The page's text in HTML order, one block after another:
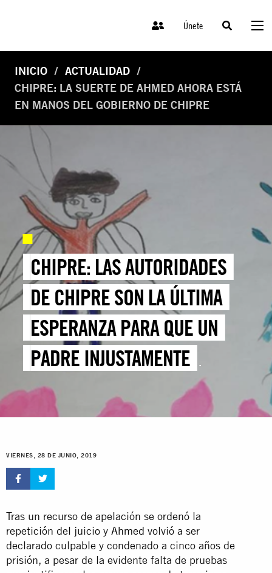
Únete
INICIO
ACTUALIDAD
CHIPRE: LA SUERTE DE AHMED AHORA ESTÁ
EN MANOS DEL GOBIERNO DE CHIPRE
CHIPRE: LAS AUTORIDADES
DE CHIPRE SON LA ÚLTIMA
ESPERANZA PARA QUE UN
PADRE INJUSTAMENTE
DETENIDO VUELVA A
REUNIRSE CON SU FAMILIA
VIERNES, 28 DE JUNIO, 2019
Tras un recurso de apelación se ordenó la
repetición del juicio y Ahmed volvió a ser
declarado culpable y condenado a cinco años de
prisión, a pesar de la evidente falta de pruebas